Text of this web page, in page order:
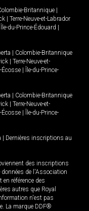
Britannique
Terre-Neuve-et-Labrador
Île-du-Prince-Édouard
Colombie-Britannique
Terre-Neuve-et-
Écosse
Île-du-Prince-
Colombie-Britannique
Terre-Neuve-et-
Écosse
Île-du-Prince-
Dernières inscriptions au
des inscriptions
de l'Association
référence des
autres que Royal
n'est pas
La marque DDF®